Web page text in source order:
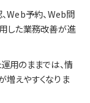
Web予約、Web問
した業務改善が進
用のままでは、情
増えやすくなりま